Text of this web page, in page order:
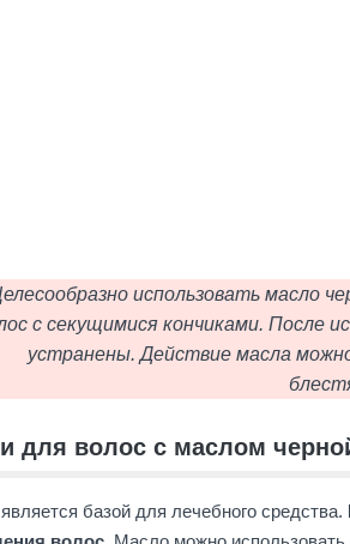
использовать масло
с секущимися кончиками. После
устранены. Действие масла
для волос с маслом
базой для лечебного средства.